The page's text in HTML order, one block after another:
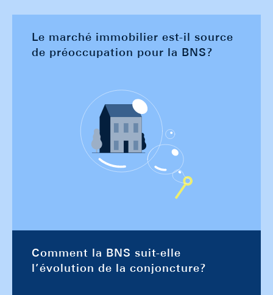
Le marché immobilier est-il source
de préoccupation pour la BNS?
Comment la BNS suit-elle
l’évolution de la conjoncture?